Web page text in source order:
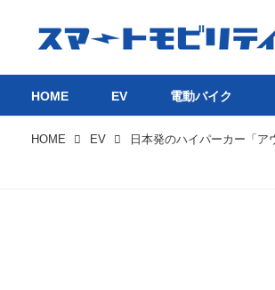
HOME EV 電動バイク
HOME EV